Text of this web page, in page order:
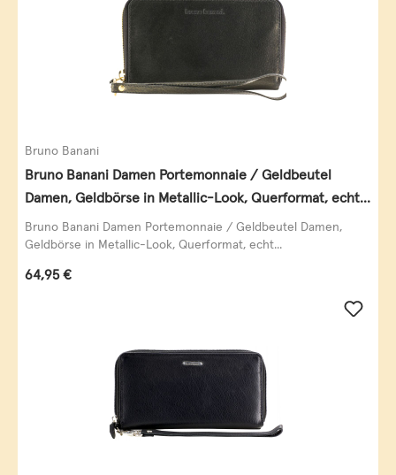
Bruno Banani
Bruno Banani Damen Portemonnaie / Geldbeutel
Damen, Geldbörse in Metallic-Look, Querformat, echt
Leder, schwarz-gold
Bruno Banani Damen Portemonnaie / Geldbeutel Damen,
Geldbörse in Metallic-Look, Querformat, echt...
Regulärer Preis:
64,95 €